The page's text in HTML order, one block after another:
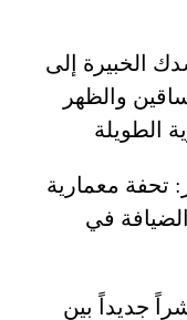
الخبيرة إلى
والظهر
الطويلة
تحفة معمارية
في
جديداً بين